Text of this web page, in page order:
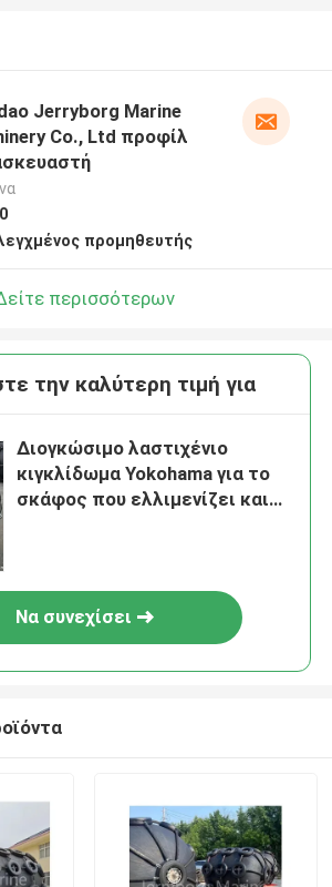
Jerryborg Marine
Co., Ltd προφίλ
προμηθευτής
περισσότερων
την καλύτερη τιμή για
Διογκώσιμο λαστιχένιο
κιγκλίδωμα Yokohama για το
σκάφος που ελλιμενίζει και
Να συνεχίσει